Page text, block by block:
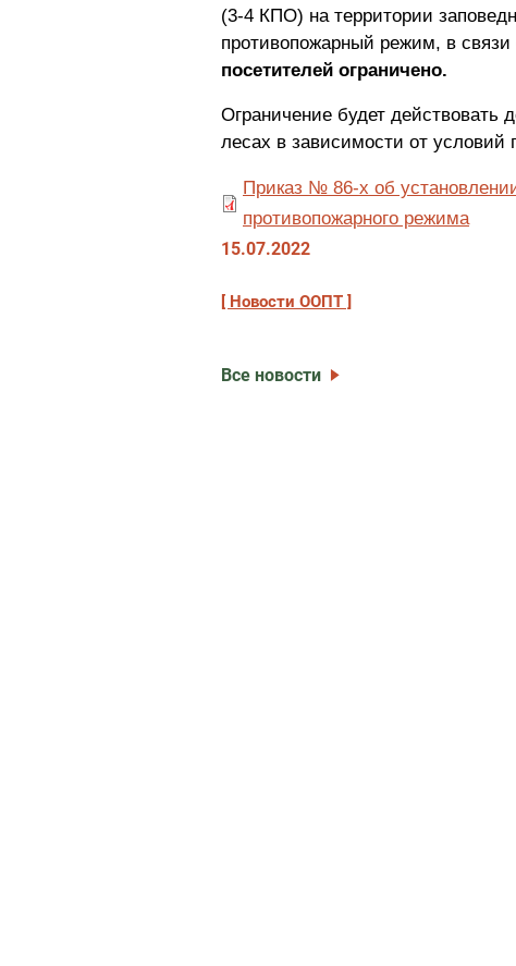
(3-4 КПО) на территории
противопожарный режим, в связи
посетителей ограничено.
Ограничение будет действовать
лесах в зависимости от
Приказ № 86-х об
противопожарного режима
15.07.2022
Новости ООПТ
Все новости